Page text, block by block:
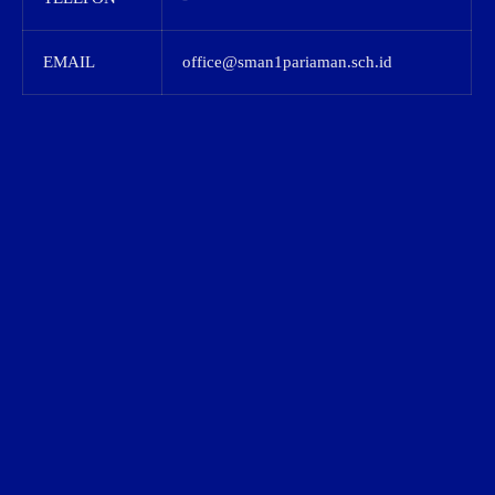
EMAIL office@sman1pariaman.sch.id